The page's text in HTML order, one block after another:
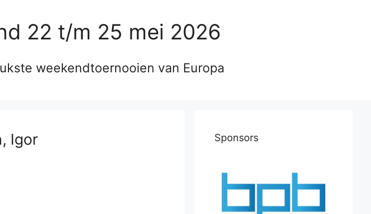
22 t/m 25 mei 2026
weekendtoernooien van Europa
Igor Sponsors